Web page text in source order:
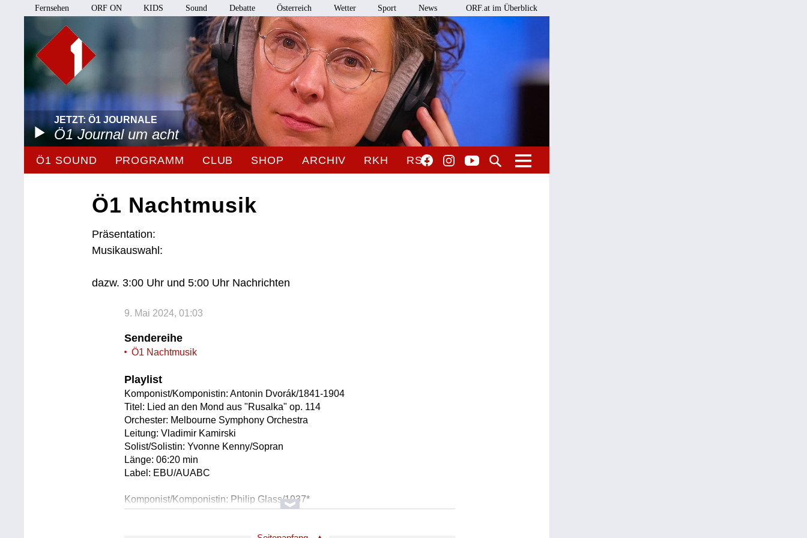
Fernsehen ORF ON KIDS Sound Debatte Österreich Wetter Sport News ORF.at im Überblick
JETZT: Ö1 JOURNALE
Ö1 Journal um acht
Ö1 SOUND PROGRAMM CLUB SHOP ARCHIV RKH RSO
Ö1 Nachtmusik
Präsentation:
Musikauswahl:
dazw. 3:00 Uhr und 5:00 Uhr Nachrichten
9. Mai 2024, 01:03
Sendereihe
Ö1 Nachtmusik
Playlist
Komponist/Komponistin: Antonin Dvorák/1841-1904
Titel: Lied an den Mond aus "Rusalka" op. 114
Orchester: Melbourne Symphony Orchestra
Leitung: Vladimir Kamirski
Solist/Solistin: Yvonne Kenny/Sopran
Länge: 06:20 min
Label: EBU/AUABC
Komponist/Komponistin: Philip Glass/1937*
Titel: Violinkonzert Nr. 1